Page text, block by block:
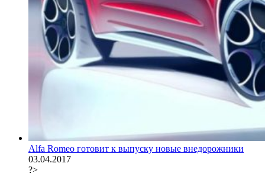
Alfa Romeo готовит к выпуску новые внедорожники
03.04.2017
?>